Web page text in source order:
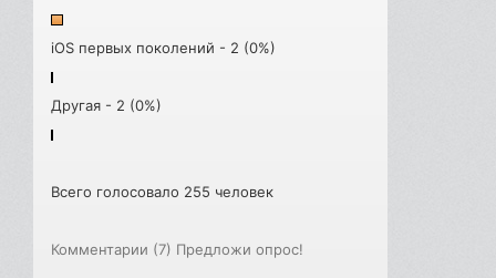
iOS первых поколений - 2 (0%)
Другая - 2 (0%)
Всего голосовало 255 человек
Комментарии (7) Предложи опрос!